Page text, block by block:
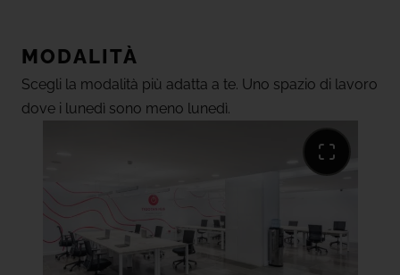
dell'Hotel
Prezzo forfettario per le camere
MICE 2 Meet U: sconti esclusivi nello sviluppo di eventi
MODALITÀ
Scegli la modalità più adatta a te. Uno spazio di lavoro
dove i lunedì sono meno lunedì.